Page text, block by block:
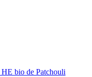
bio de Patchouli